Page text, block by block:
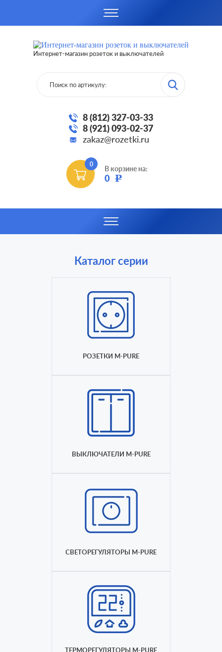
Интернет-магазин розеток и выключателей
8 (812) 327-03-33
8 (921) 093-02-37
zakaz@rozetki.ru
0
В корзине на:
0 Р
Каталог серии
РОЗЕТКИ M-PURE
ВЫКЛЮЧАТЕЛИ M-PURE
СВЕТОРЕГУЛЯТОРЫ M-PURE
ТЕРМОРЕГУЛЯТОРЫ M-PURE